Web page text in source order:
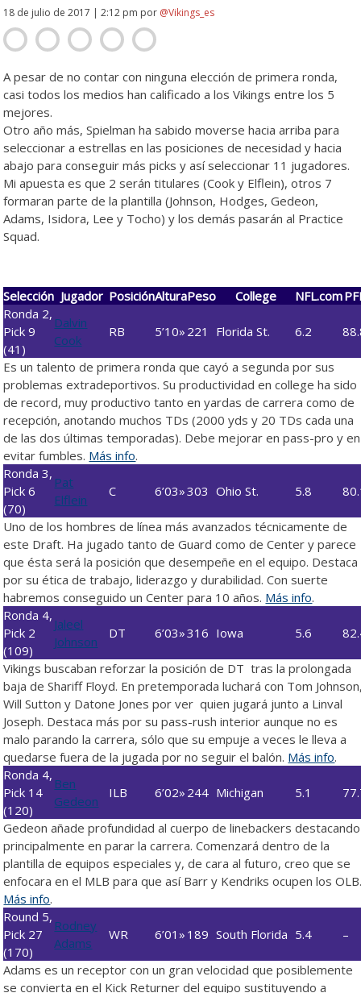
18 de julio de 2017 | 2:12 pm por @Vikings_es
A pesar de no contar con ninguna elección de primera ronda,
casi todos los medios han calificado a los Vikings entre los 5
mejores.
Otro año más, Spielman ha sabido moverse hacia arriba para
seleccionar a estrellas en las posiciones de necesidad y hacia
abajo para conseguir más picks y así seleccionar 11 jugadores.
Mi apuesta es que 2 serán titulares (Cook y Elflein), otros 7
formaran parte de la plantilla (Johnson, Hodges, Gedeon,
Adams, Isidora, Lee y Tocho) y los demás pasarán al Practice
Squad.
Selección Jugador PosiciónAlturaPeso College NFL.com
Ronda 2,
Pick 9
(41)
Dalvin
Cook
RB 5’10» 221 Florida St. 6.2
Es un talento de primera ronda que cayó a segunda por sus
problemas extradeportivos. Su productividad en college ha sido
de record, muy productivo tanto en yardas de carrera como de
recepción, anotando muchos TDs (2000 yds y 20 TDs cada una
de las dos últimas temporadas). Debe mejorar en pass-pro y en
evitar fumbles. Más info.
Ronda 3,
Pick 6
(70)
Pat
Elflein
C 6’03»303 Ohio St. 5.8
Uno de los hombres de línea más avanzados técnicamente de
este Draft. Ha jugado tanto de Guard como de Center y parece
que ésta será la posición que desempeñe en el equipo. Destaca
por su ética de trabajo, liderazgo y durabilidad. Con suerte
habremos conseguido un Center para 10 años. Más info.
Ronda 4,
Pick 2
(109)
Jaleel
Johnson
DT 6’03»316 Iowa 5.6
Vikings buscaban reforzar la posición de DT tras la prolongada
baja de Shariff Floyd. En pretemporada luchará con Tom
Will Sutton y Datone Jones por ver quien jugará junto a Linval
Joseph. Destaca más por su pass-rush interior aunque no es
malo parando la carrera, sólo que su empuje a veces le lleva a
quedarse fuera de la jugada por no seguir el balón. Más info.
Ronda 4,
Pick 14
(120)
Ben
Gedeon
ILB 6’02» 244 Michigan 5.1
Gedeon añade profundidad al cuerpo de linebackers destacando
principalmente en parar la carrera. Comenzará dentro de la
plantilla de equipos especiales y, de cara al futuro, creo que se
enfocara en el MLB para que así Barr y Kendriks ocupen los
Más info.
Round 5,
Pick 27
(170)
Rodney
Adams
WR 6’01» 189 South Florida 5.4 –
Adams es un receptor con un gran velocidad que posiblemente
se convierta en el Kick Returner del equipo sustituyendo a